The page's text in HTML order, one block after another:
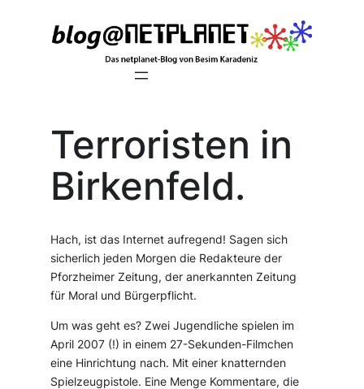
Terroristen in
Birkenfeld.
Hach, ist das Internet aufregend! Sagen sich
sicherlich jeden Morgen die Redakteure der
Pforzheimer Zeitung, der anerkannten Zeitung
für Moral und Bürgerpflicht.
Um was geht es? Zwei Jugendliche spielen im
April 2007 (!) in einem 27-Sekunden-Filmchen
eine Hinrichtung nach. Mit einer knatternden
Spielzeugpistole. Eine Menge Kommentare, die